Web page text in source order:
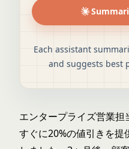
Each assistant
and suggests best
エンタープライズ営業担
すぐに20%の値引きを